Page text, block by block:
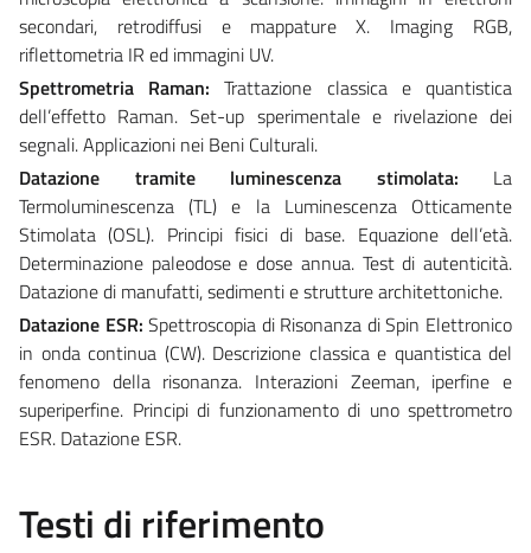
secondari, retrodiffusi e mappature X. Imaging RGB,
riflettometria IR ed immagini UV.
Spettrometria Raman:Trattazione classica e quantistica
dell’effetto Raman. Set-up sperimentale e rivelazione dei
segnali. Applicazioni nei Beni Culturali.
Datazione tramite luminescenza stimolata: La
Termoluminescenza (TL) e la Luminescenza Otticamente
Stimolata (OSL). Principi fisici di base. Equazione dell’età.
Determinazione paleodose e dose annua. Test di autenticità.
Datazione di manufatti, sedimenti e strutture architettoniche.
Datazione ESR:Spettroscopia di Risonanza di Spin Elettronico
in onda continua (CW). Descrizione classica e quantistica del
fenomeno della risonanza. Interazioni Zeeman, iperfine e
superiperfine. Principi di funzionamento di uno spettrometro
ESR. Datazione ESR.
Testi di riferimento